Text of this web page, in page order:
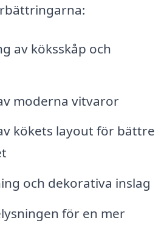
av köksskåp och
moderna vitvaror
kökets layout för bättre
och dekorativa inslag
för en mer